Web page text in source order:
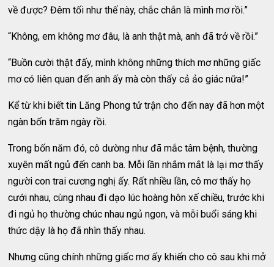
về được? Đêm tối như thế này, chắc chắn là mình mơ rồi.”
“Không, em không mơ đâu, là anh thật mà, anh đã trở về rồi.”
“Buồn cười thật đấy, mình không những thích mơ những giấc
mơ có liên quan đến anh ấy mà còn thấy cả ảo giác nữa!”
Kể từ khi biết tin Lăng Phong tử trận cho đến nay đã hơn một
ngàn bốn trăm ngày rồi.
Trong bốn năm đó, cô dường như đã mắc tâm bệnh, thường
xuyên mất ngủ đến canh ba. Mỗi lần nhắm mắt là lại mơ thấy
người con trai cương nghị ấy. Rất nhiều lần, cô mơ thấy họ
cưới nhau, cùng nhau đi dạo lúc hoàng hôn xế chiều, trước khi
đi ngủ họ thường chúc nhau ngủ ngon, và mỗi buổi sáng khi
thức dậy là họ đã nhìn thấy nhau.
Nhưng cũng chính những giấc mơ ấy khiến cho cô sau khi mở